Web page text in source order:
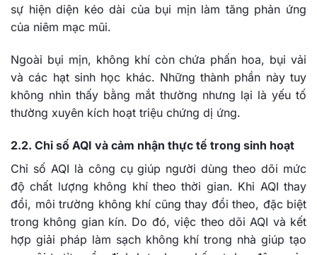
sự hiện diện kéo dài của bụi mịn làm tăng phản ứng
của niêm mạc mũi.
Ngoài bụi mịn, không khí còn chứa phấn hoa, bụi vải
và các hạt sinh học khác. Những thành phần này tuy
không nhìn thấy bằng mắt thường nhưng lại là yếu tố
thường xuyên kích hoạt triệu chứng dị ứng.
2.2. Chỉ số AQI và cảm nhận thực tế trong sinh hoạt
Chỉ số AQI là công cụ giúp người dùng theo dõi mức
độ chất lượng không khí theo thời gian. Khi AQI thay
đổi, môi trường không khí cũng thay đổi theo, đặc biệt
trong không gian kín. Do đó, việc theo dõi AQI và kết
hợp giải pháp làm sạch không khí trong nhà giúp tạo